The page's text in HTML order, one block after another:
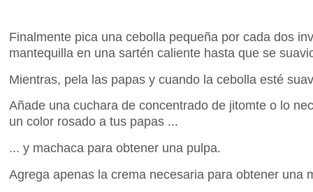
Finalmente pica una cebolla pequeña por cada dos
mantequilla en una sartén caliente hasta que se
Mientras, pela las papas y cuando la cebolla esté
Añade una cuchara de concentrado de jitomte o lo
un color rosado a tus papas ...
... y machaca para obtener una pulpa.
Agrega apenas la crema necesaria para obtener una